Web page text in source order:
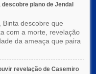
plano de Jendal
Binta descobre que
com a morte, revelação
da ameaça que paira
revelação de Casemiro